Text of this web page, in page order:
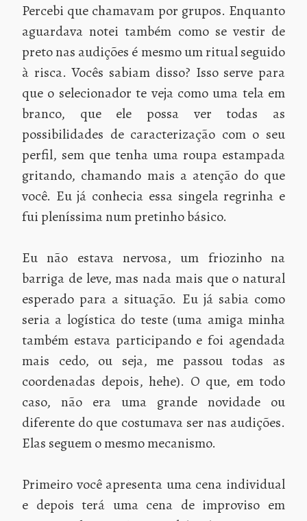
Percebi que chamavam por grupos. Enquanto
aguardava notei também como se vestir de
preto nas audições é mesmo um ritual seguido
à risca. Vocês sabiam disso? Isso serve para
que o selecionador te veja como uma tela em
branco, que ele possa ver todas as
possibilidades de caracterização com o seu
perfil, sem que tenha uma roupa estampada
gritando, chamando mais a atenção do que
você. Eu já conhecia essa singela regrinha e
fui pleníssima num pretinho básico.
Eu não estava nervosa, um friozinho na
barriga de leve, mas nada mais que o natural
esperado para a situação. Eu já sabia como
seria a logística do teste (uma amiga minha
também estava participando e foi agendada
mais cedo, ou seja, me passou todas as
coordenadas depois, hehe). O que, em todo
caso, não era uma grande novidade ou
diferente do que costumava ser nas audições.
Elas seguem o mesmo mecanismo.
Primeiro você apresenta uma cena individual
e depois terá uma cena de improviso em